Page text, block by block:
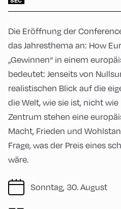
Sonntag, 30. August
Die Eröffnung der
das Jahresthema an: How
„Gewinnen“ in einem
bedeutet: Jenseits von
realistischen Blick auf die
die Welt, wie sie ist, nicht
Zentrum stehen eine
Macht, Frieden und
Frage, was der Preis eines
wäre.